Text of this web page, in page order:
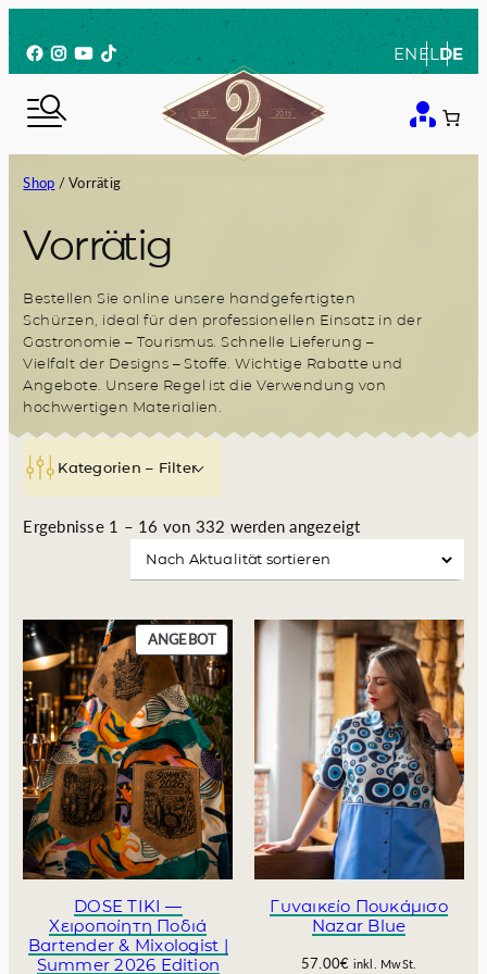
Inhalt
springen
Facebook
Instagram
YouTube
TikTok ENEL DE
Shop / Vorrätig
Vorrätig
Bestellen Sie online unsere handgefertigten
Schürzen, ideal für den professionellen Einsatz in der
Gastronomie – Tourismus. Schnelle Lieferung –
Vielfalt der Designs – Stoffe. Wichtige Rabatte und
Angebote. Unsere Regel ist die Verwendung von
hochwertigen Materialien.
Kategorien – Filter
Ergebnisse 1 – 16 von 332 werden angezeigtN
c
A
k
t
u
a
l
i
t
ä
s
o
r
ANGEBOTP
R
O
D
U
K
T
I
M
A
N
G
O
T
DOSE TIKI —
Χειροποίητη Ποδιά
Bartender & Mixologist |
Summer 2026 Edition
Γυναικείο Πουκάμισο
Nazar Blue
57.00€ inkl. MwSt.